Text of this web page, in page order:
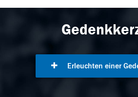
Erleuchten einer